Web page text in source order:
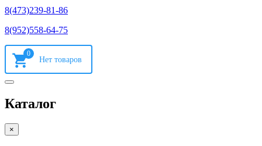
8(473)239-81-86
8(952)558-64-75
0
Каталог
×